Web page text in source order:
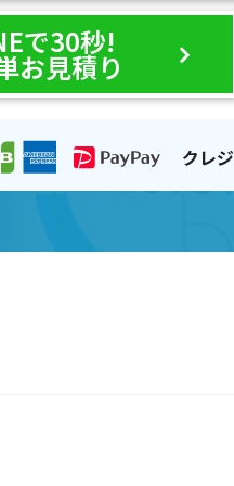
で30秒!
お見積り